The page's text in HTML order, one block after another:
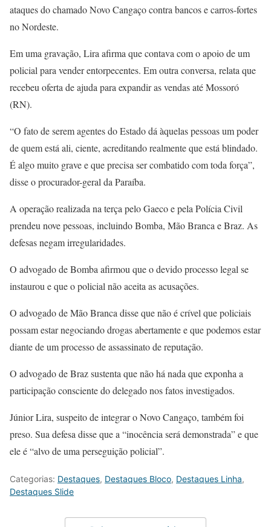
ataques do chamado Novo Cangaço contra bancos e carros-fortes
no Nordeste.
Em uma gravação, Lira afirma que contava com o apoio de um
policial para vender entorpecentes. Em outra conversa, relata que
recebeu oferta de ajuda para expandir as vendas até Mossoró
(RN).
“O fato de serem agentes do Estado dá àquelas pessoas um poder
de quem está ali, ciente, acreditando realmente que está blindado.
É algo muito grave e que precisa ser combatido com toda força”,
disse o procurador-geral da Paraíba.
A operação realizada na terça pelo Gaeco e pela Polícia Civil
prendeu nove pessoas, incluindo Bomba, Mão Branca e Braz. As
defesas negam irregularidades.
O advogado de Bomba afirmou que o devido processo legal se
instaurou e que o policial não aceita as acusações.
O advogado de Mão Branca disse que não é crível que policiais
possam estar negociando drogas abertamente e que podemos estar
diante de um processo de assassinato de reputação.
O advogado de Braz sustenta que não há nada que exponha a
participação consciente do delegado nos fatos investigados.
Júnior Lira, suspeito de integrar o Novo Cangaço, também foi
preso. Sua defesa disse que a “inocência será demonstrada” e que
ele é “alvo de uma perseguição policial”.
Categorias: Destaques, Destaques Bloco, Destaques Linha,
Destaques Slide